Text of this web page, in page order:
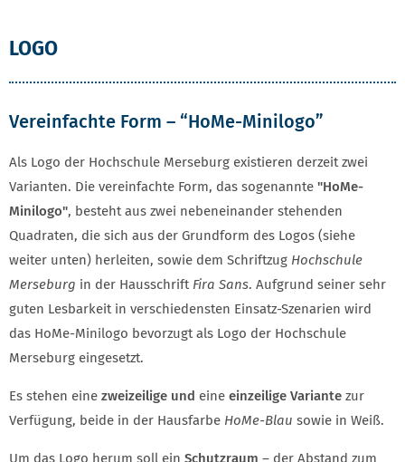
LOGO
Vereinfachte Form – “HoMe-Minilogo”
Als Logo der Hochschule Merseburg existieren derzeit zwei
Varianten. Die vereinfachte Form, das sogenannte "HoMe-
Minilogo", besteht aus zwei nebeneinander stehenden
Quadraten, die sich aus der Grundform des Logos (siehe
weiter unten) herleiten, sowie dem Schriftzug Hochschule
Merseburg in der Hausschrift Fira Sans. Aufgrund seiner sehr
guten Lesbarkeit in verschiedensten Einsatz-Szenarien wird
das HoMe-Minilogo bevorzugt als Logo der Hochschule
Merseburg eingesetzt.
Es stehen eine zweizeilige und eine einzeilige Variante zur
Verfügung, beide in der Hausfarbe HoMe-Blau sowie in Weiß.